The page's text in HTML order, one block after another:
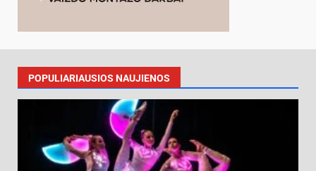
POPULIARIAUSIOS NAUJIENOS